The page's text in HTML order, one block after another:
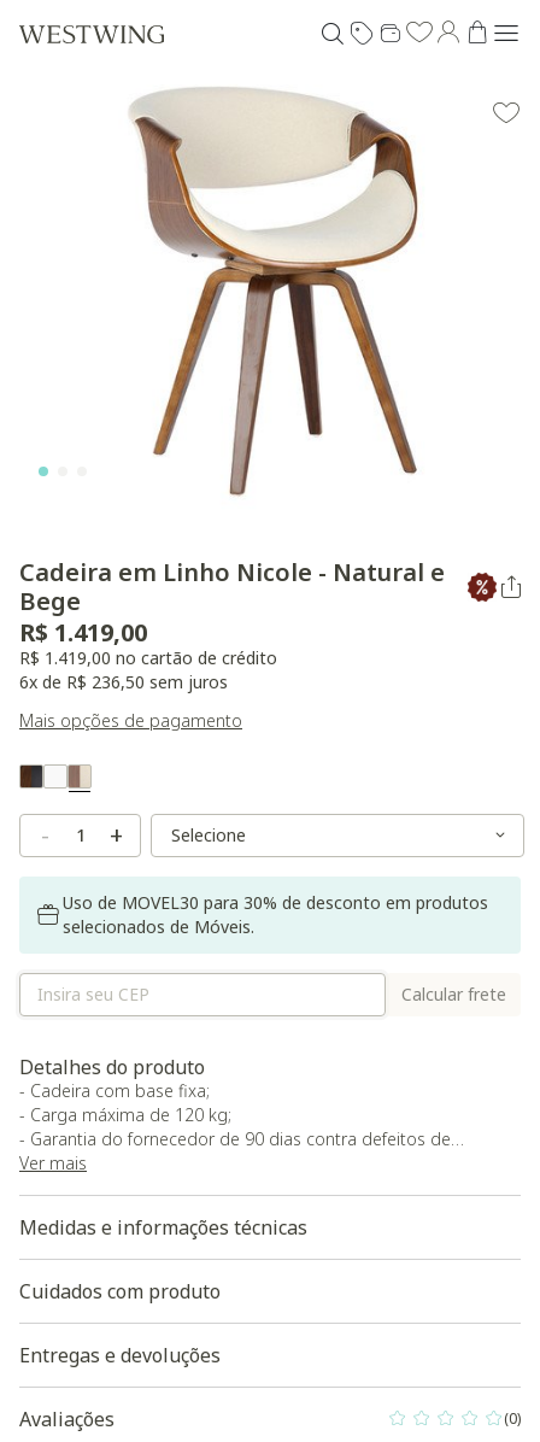
Cadeira em Linho Nicole - Natural e
Bege
R$ 1.419,00
R$ 1.419,00 no cartão de crédito
6x de R$ 236,50 sem juros
Mais opções de pagamento
Variant Real Color
Selected
- + Variant Size
Variant Size
Uso de MOVEL30 para 30% de desconto em produtos
selecionados de Móveis.
Calcular frete
Detalhes do produto
- Cadeira com base fixa;
- Carga máxima de 120 kg;
- Garantia do fornecedor de 90 dias contra defeitos de
fabricação;
produto
Ver mais
Medidas e informações técnicas
Cuidados com produto
Entregas e devoluções
Avaliações 0 out of 5 (0)